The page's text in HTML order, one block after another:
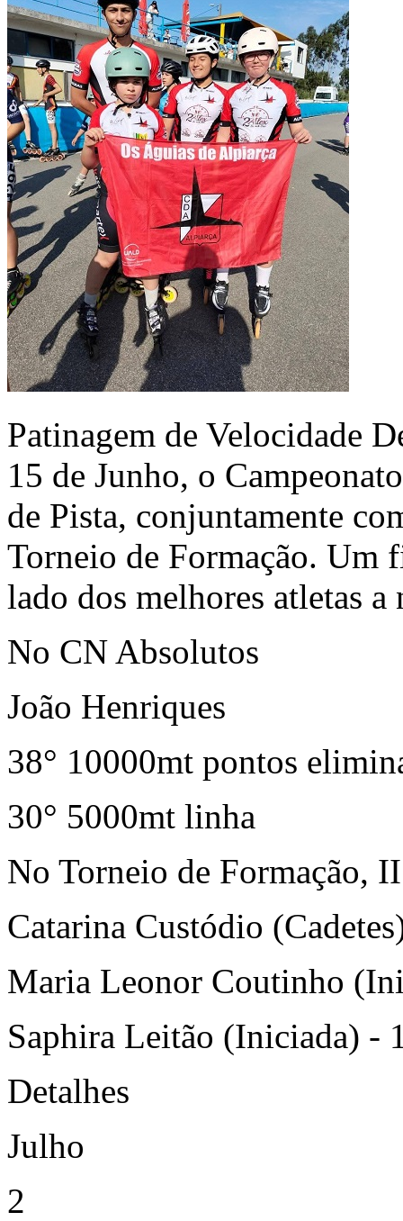
Patinagem de Velocidade
15 de Junho, o
de Pista, conjuntamente
Torneio de Formação. Um
lado dos melhores atletas
No CN Absolutos
João Henriques
38° 10000mt pontos
30° 5000mt linha
No Torneio de Formação,
Catarina Custódio
Maria Leonor Coutinho
Saphira Leitão (Iniciada) -
Detalhes
Julho
2